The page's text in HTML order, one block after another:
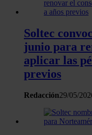
Las cookies de este
sociales y analizar el
información sobre el
nuestros partners de
web, quienes pueden
que les haya
partir del uso que
Soltec
junio para
aplicar las
previos
Redacción29/05/